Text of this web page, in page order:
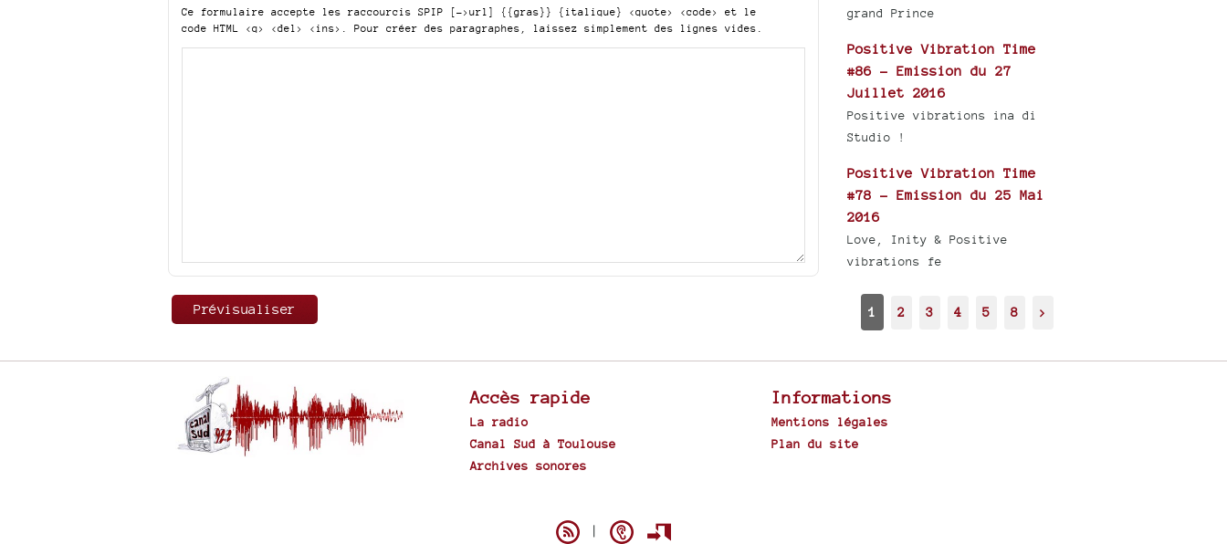
Ce formulaire accepte les raccourcis SPIP [->url] {{gras}} {italique} <quote> <code>
et le
code HTML <q> <del> <ins> . Pour créer des paragraphes, laissez simplement des lignes vides.
grand Prince
Positive Vibration Time
#86 - Emission du 27
Juillet 2016
Positive vibrations ina di
Studio !
Positive Vibration Time
#78 - Emission du 25 Mai
2016
Love, Inity & Positive
vibrations fe
1 2 3 4 5 8 >
Accès rapide
La radio
Canal Sud à Toulouse
Archives sonores
Informations
Mentions légales
Plan du site
|